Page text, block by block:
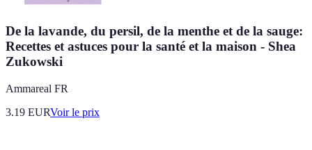
De la lavande, du persil, de la menthe et de la sauge:
Recettes et astuces pour la santé et la maison - Shea
Zukowski
Ammareal FR
3.19 EURVoir le prix